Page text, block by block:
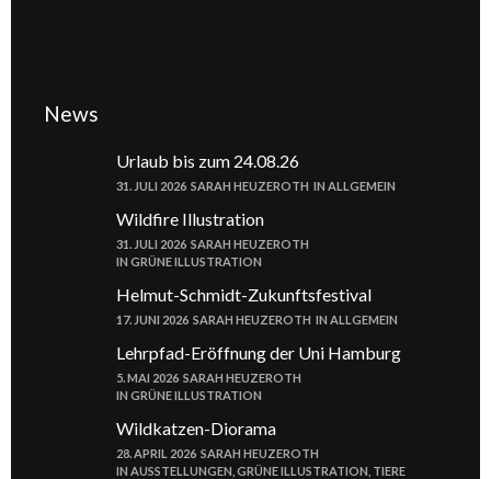
News
Urlaub bis zum 24.08.26
31. JULI 2026 SARAH HEUZEROTH IN ALLGEMEIN
Wildfire Illustration
31. JULI 2026 SARAH HEUZEROTH
IN GRÜNE ILLUSTRATION
Helmut-Schmidt-Zukunftsfestival
17. JUNI 2026 SARAH HEUZEROTH IN ALLGEMEIN
Lehrpfad-Eröffnung der Uni Hamburg
5. MAI 2026 SARAH HEUZEROTH
IN GRÜNE ILLUSTRATION
Wildkatzen-Diorama
28. APRIL 2026 SARAH HEUZEROTH
IN AUSSTELLUNGEN GRÜNE ILLUSTRATION TIERE